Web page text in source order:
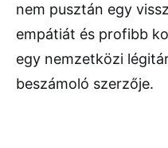
nem pusztán egy
empátiát és profibb
egy nemzetközi
beszámoló szerzője.